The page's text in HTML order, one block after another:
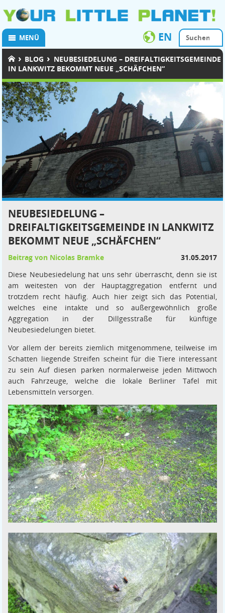
MENÜ EN
› BLOG › NEUBESIEDELUNG – DREIFALTIGKEITSGEMEINDE
IN LANKWITZ BEKOMMT NEUE „SCHÄFCHEN“
NEUBESIEDELUNG –
DREIFALTIGKEITSGEMEINDE IN LANKWITZ
BEKOMMT NEUE „SCHÄFCHEN“
Beitrag von Nicolas Bramke
31.05.2017
Diese Neubesiedelung hat uns sehr überrascht, denn sie ist
am weitesten von der Hauptaggregation entfernt und
trotzdem recht häufig. Auch hier zeigt sich das Potential,
welches eine intakte und so außergewöhnlich große
Aggregation in der Dillgesstraße für künftige
Neubesiedelungen bietet.
Vor allem der bereits ziemlich mitgenommene, teilweise im
Schatten liegende Streifen scheint für die Tiere interessant
zu sein Auf diesen parken normalerweise jeden Mittwoch
auch Fahrzeuge, welche die lokale Berliner Tafel mit
Lebensmitteln versorgen.